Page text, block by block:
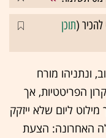
(תוכן
ונתניהו מורח
הפריטטיות, אך
ליום שלא ייזקק
האחרונה: הצעת